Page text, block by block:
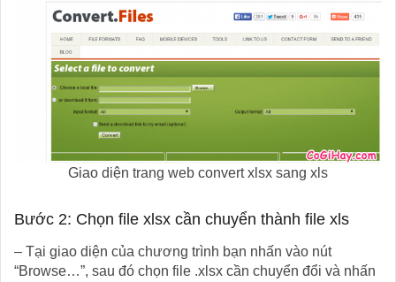
Giao diện trang web convert xlsx sang xls
Bước 2: Chọn file xlsx cần chuyển thành file xls
– Tại giao diện của chương trình bạn nhấn vào nút
“Browse…”, sau đó chọn file .xlsx cần chuyển đổi và nhấn